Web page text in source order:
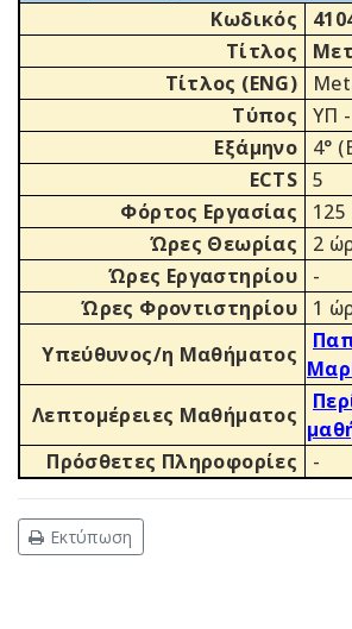
Κωδικός
Τίτλος
Τίτλος (ENG)
Τύπος
ΥΠ
Εξάμηνο
4°
ECTS 5
Φόρτος Εργασίας
Ώρες Θεωρίας
2
Ώρες Εργαστηρίου
-
Ώρες Φροντιστηρίου
1
Υπεύθυνος/η Μαθήματος
Λεπτομέρειες Μαθήματος
Πρόσθετες Πληροφορίες
-
Εκτύπωση